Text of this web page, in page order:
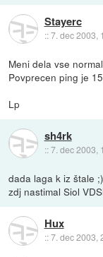
Stayerc
::7. dec 2003,
Meni dela vse
Povprecen ping je
Lp
sh4rk
::7. dec 2003,
dada laga k iz štale
zdj nastimal Siol
Hux
::7. dec 2003,